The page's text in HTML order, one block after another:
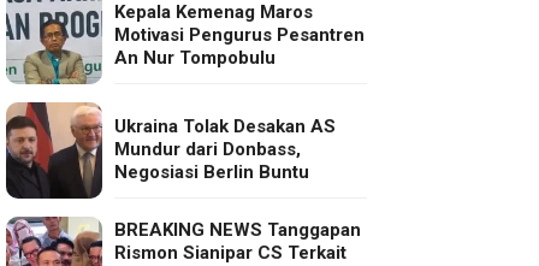
Kepala Kemenag Maros
Motivasi Pengurus Pesantren
An Nur Tompobulu
Ukraina Tolak Desakan AS
Mundur dari Donbass,
Negosiasi Berlin Buntu
BREAKING NEWS Tanggapan
Rismon Sianipar CS Terkait